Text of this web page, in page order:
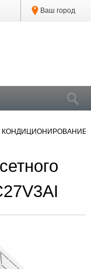
Ваш город
КОНДИЦИОНИРОВАНИЕ